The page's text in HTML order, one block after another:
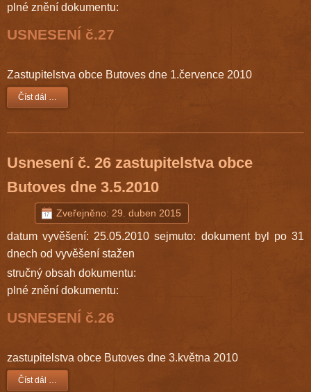
plné znění dokumentu:
USNESENÍ č.27
Zastupitelstva obce Butoves dne 1.července 2010
Číst dál …
Usnesení č. 26 zastupitelstva obce
Butoves dne 3.5.2010
Zveřejněno: 29. duben 2015
datum vyvěšení: 25.05.2010 sejmuto: dokument byl po 31
dnech od vyvěšení stažen
stručný obsah dokumentu:
plné znění dokumentu:
USNESENÍ č.26
zastupitelstva obce Butoves dne 3.května 2010
Číst dál …